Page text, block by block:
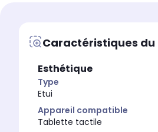
Caractéristiques
Esthétique
Type
Etui
Appareil compatible
Tablette tactile